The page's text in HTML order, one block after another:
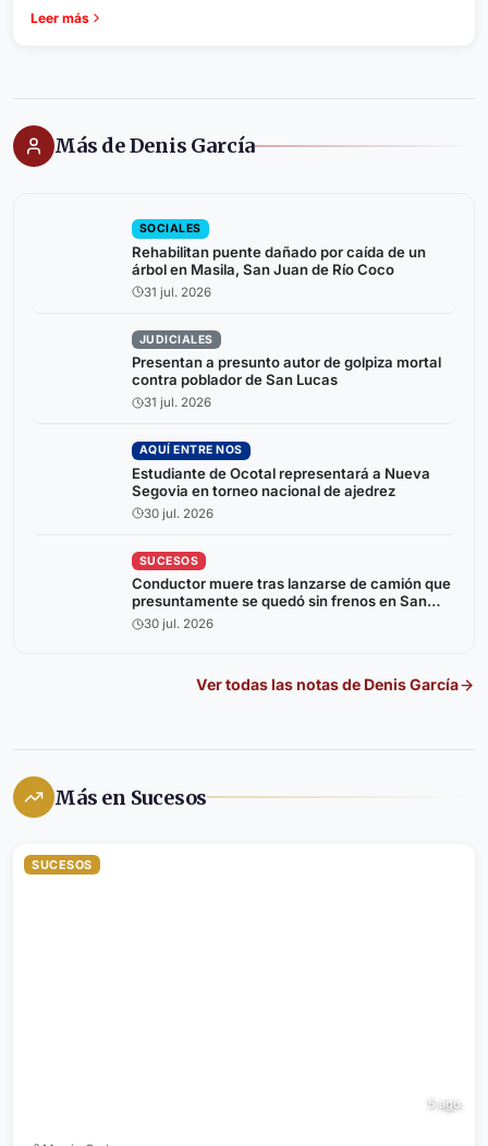
Leer más
Más de Denis García
SOCIALES
Rehabilitan puente dañado por caída de un
árbol en Masila, San Juan de Río Coco
31 jul. 2026
JUDICIALES
Presentan a presunto autor de golpiza mortal
contra poblador de San Lucas
31 jul. 2026
AQUÍ ENTRE NOS
Estudiante de Ocotal representará a Nueva
Segovia en torneo nacional de ajedrez
30 jul. 2026
SUCESOS
Conductor muere tras lanzarse de camión que
presuntamente se quedó sin frenos en San
Ramón
30 jul. 2026
Ver todas las notas de Denis García
Más en Sucesos
SUCESOS
5 ago.